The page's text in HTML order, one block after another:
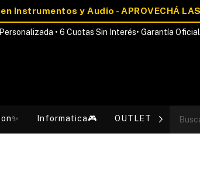
• 6 Cuotas Sin Interés• Garantía Oficial
Informatica🎮 OUTLET💰 Blog